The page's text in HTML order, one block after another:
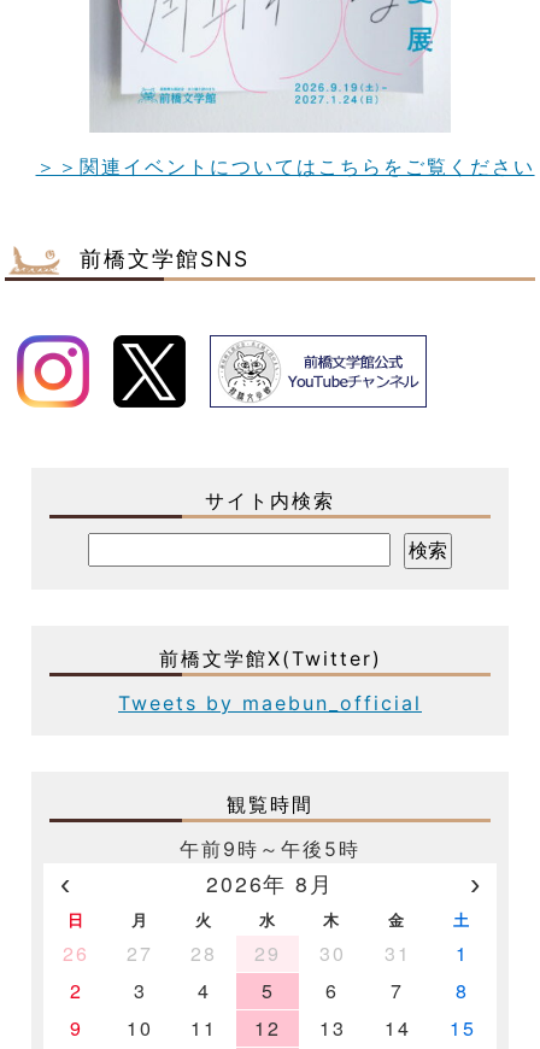
＞＞関連イベントについてはこちらをご覧ください
前橋文学館SNS
サイト内検索
前橋文学館X(Twitter)
Tweets by maebun_official
観覧時間
午前9時～午後5時
‹ 2026年 8月 ›
日 月 火 水 木 金 土
26 27 28 29 30 31
1
2
3 4 5 6 7
8
9
10 11 12 13 14
15